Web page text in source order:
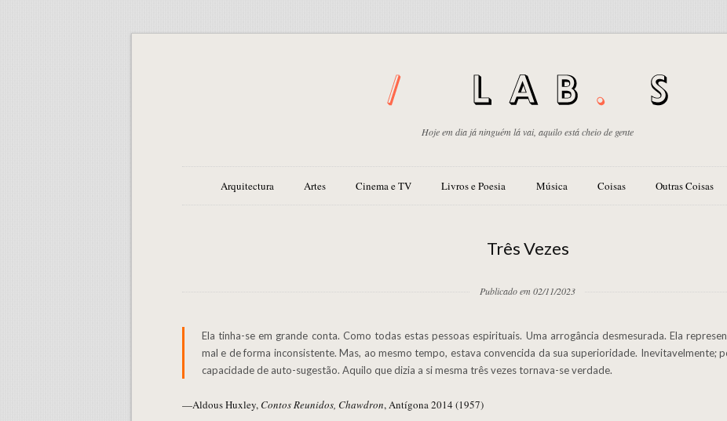
Hoje em dia já ninguém lá vai, aquilo está cheio de gente
Arquitectura Artes Cinema e TV Livros e Poesia Música Coisas Outras Coisas
Três Vezes
Publicado em 02/11/2023
Ela tinha-se em grande conta. Como todas estas pessoas espirituais. Uma arrogância desmesurada. Ela representava o papel de superior muito
mal e de forma inconsistente. Mas, ao mesmo tempo, estava convencida da sua superioridade. Inevitavelmente;
capacidade de auto-sugestão. Aquilo que dizia a si mesma três vezes tornava-se verdade.
—Aldous Huxley, Contos Reunidos, Chawdron, Antígona 2014 (1957)